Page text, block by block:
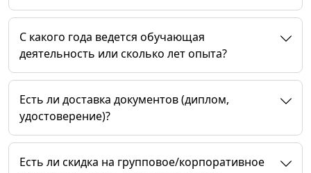
C какого года ведется обучающая
деятельность или сколько лет опыта?
Есть ли доставка документов (диплом,
удостоверение)?
Есть ли скидка на групповое/корпоративное